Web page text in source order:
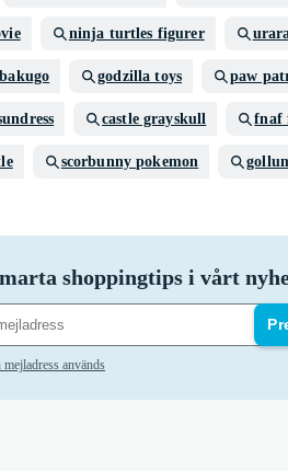
ninja turtles figurer
godzilla toys paw
castle grayskull fnaf
scorbunny pokemon
shoppingtips i vårt
används